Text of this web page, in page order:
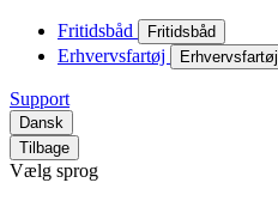
Fritidsbåd Fritidsbåd
Erhvervsfartøj Erhvervsfartøj
Support
Dansk
Tilbage
Vælg sprog